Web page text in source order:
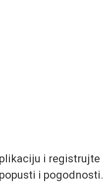
i registrujte
i pogodnosti.